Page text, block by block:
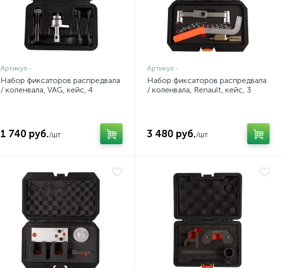
Артикул:-
Набор фиксаторов распредвала
/ коленвала, VAG, кейс, 4
1 740 руб./шт
Артикул:-
Набор фиксаторов распредвала
/ коленвала, Renault, кейс, 3
3 480 руб./шт